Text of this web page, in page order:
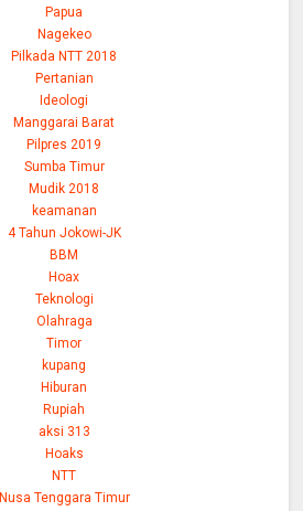
Papua
Nagekeo
Pilkada NTT 2018
Pertanian
Ideologi
Manggarai Barat
Pilpres 2019
Sumba Timur
Mudik 2018
keamanan
4 Tahun Jokowi-JK
BBM
Hoax
Teknologi
Olahraga
Timor
kupang
Hiburan
Rupiah
aksi 313
Hoaks
NTT
Nusa Tenggara Timur